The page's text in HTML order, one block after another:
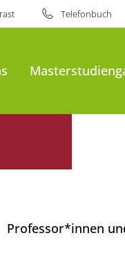
Telefonbuch
Professor*innen